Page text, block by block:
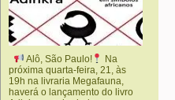
Alô, São Paulo!
Na
próxima quarta-feira, 21, às
19h na livraria Megafauna,
haverá o lançamento do livro